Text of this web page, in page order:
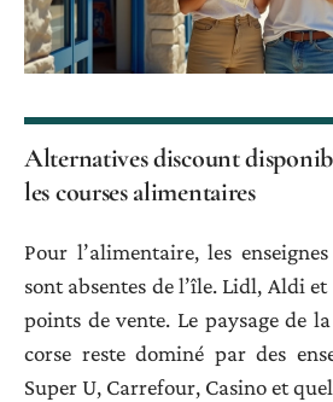
Alternatives discount
les courses alimentaires
Pour l’alimentaire, les
sont absentes de l’île. Lidl, Aldi
points de vente. Le paysage de
corse reste dominé par des
Super U, Carrefour, Casino et